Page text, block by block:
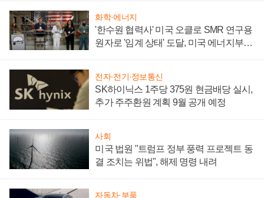
화학·에너지
'한수원 협력사' 미국 오클로 SMR 연구용
원자로 '임계 상태' 도달, 미국 에너지부
전자·전기·정보통신
SK하이닉스 1주당 375원 현금배당 실시,
추가 주주환원 계획 9월 공개 예정
사회
미국 법원 "트럼프 정부 풍력 프로젝트 동
결 조치는 위법", 해제 명령 내려
자동차·부품